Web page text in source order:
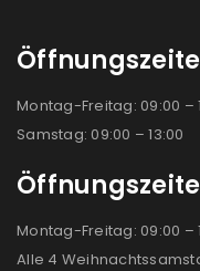
Montag-Freitag: 09:00 –
Samstag: 09:00 – 13:00
Montag-Freitag: 09:00 –
Alle 4